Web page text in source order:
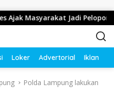
Jadi Pelopor
Loker Advertorial Iklan
Polda Lampung lakukan